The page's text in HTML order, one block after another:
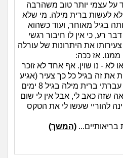
על עצמי יותר טוב משהרבה
לא לעשות ברית מילה. מי שלא
בגיל מאוחר, ועוד כשהוא
רע, כי אין לו חיבור רגשי
את היתרונות של עורלה
ממנו. אז ככה:
לא - נו שוין. אף אחד לא זוכר
את זה בגיל כל כך צעיר (אגיע
לזה שוב מאוחר יותר). אני עברתי ברית מילה בגיל 8 ימים
שזה כאב לי, אבל אין לי שום
להוריי שעשו לי את הטקס
בריאותיים... (המשך)